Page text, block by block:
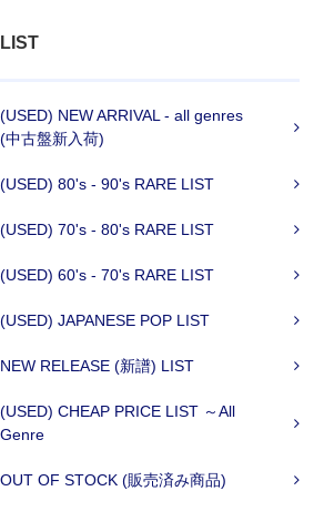
LIST
(USED) NEW ARRIVAL - all genres
(中古盤新入荷)
(USED) 80's - 90's RARE LIST
(USED) 70's - 80's RARE LIST
(USED) 60's - 70's RARE LIST
(USED) JAPANESE POP LIST
NEW RELEASE (新譜) LIST
(USED) CHEAP PRICE LIST ～All
Genre
OUT OF STOCK (販売済み商品)